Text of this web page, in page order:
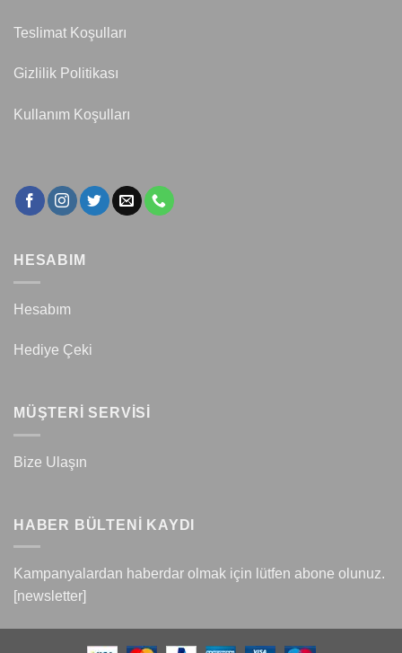
Teslimat Koşulları
Gizlilik Politikası
Kullanım Koşulları
HESABIM
Hesabım
Hediye Çeki
MÜŞTERİ SERVİSİ
Bize Ulaşın
HABER BÜLTENİ KAYDI
Kampanyalardan haberdar olmak için lütfen abone olunuz.
[newsletter]